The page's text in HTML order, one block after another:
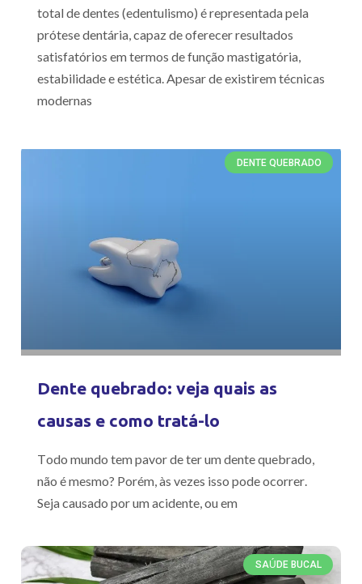
total de dentes (edentulismo) é representada pela
prótese dentária, capaz de oferecer resultados
satisfatórios em termos de função mastigatória,
estabilidade e estética. Apesar de existirem técnicas
modernas
DENTE QUEBRADO
Dente quebrado: veja quais as
causas e como tratá-lo
Todo mundo tem pavor de ter um dente quebrado,
não é mesmo? Porém, às vezes isso pode ocorrer.
Seja causado por um acidente, ou em
SAÚDE BUCAL